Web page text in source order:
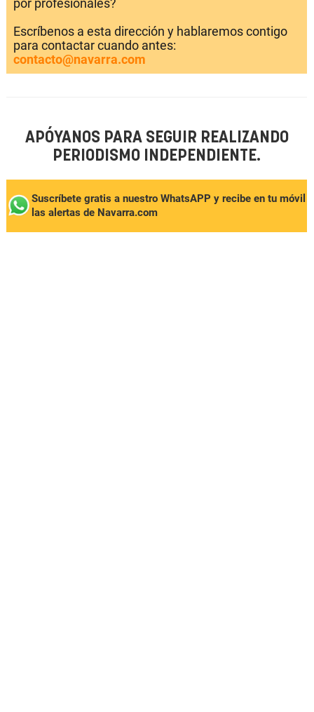
por profesionales?
Escríbenos a esta dirección y hablaremos contigo
para contactar cuando antes:
contacto@navarra.com
APÓYANOS PARA SEGUIR REALIZANDO
PERIODISMO INDEPENDIENTE.
Suscríbete gratis a nuestro WhatsAPP y recibe en tu móvil
las alertas de Navarra.com